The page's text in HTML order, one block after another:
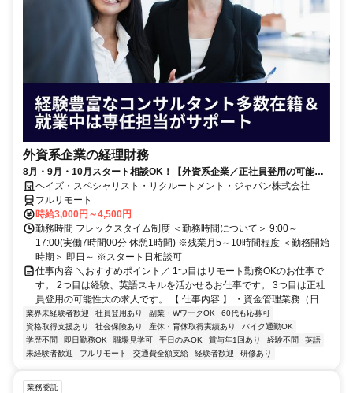
外資系企業の経理財務
8月・9月・10月スタート相談OK！【外資系企業／正社員登用の可能性
大／700万～800万／リモート勤務OK】経理財務
ヘイズ・スペシャリスト・リクルートメント・ジャパン株式会社
フルリモート
時給3,000円～4,500円
勤務時間 フレックスタイム制度 ＜勤務時間について＞ 9:00～
17:00(実働7時間00分 休憩1時間) ※残業月5～10時間程度 ＜勤務開始
時期＞ 即日～ ※スタート日相談可
仕事内容 ＼おすすめポイント／ 1つ目はリモート勤務OKのお仕事で
す。 2つ目は経験、英語スキルを活かせるお仕事です。 3つ目は正社
員登用の可能性大の求人です。 【 仕事内容 】 ・資金管理業務（日...
業界未経験者歓迎 社員登用あり 副業・WワークOK
60代も応募可
資格取得支援あり
社会保険あり 産休・育休取得実績あり
バイク通勤OK
学歴不問
即日勤務OK 職場見学可 平日のみOK 賞与年1回あり 経験不問
英語
未経験者歓迎
フルリモート 交通費全額支給 経験者歓迎 研修あり
業務委託